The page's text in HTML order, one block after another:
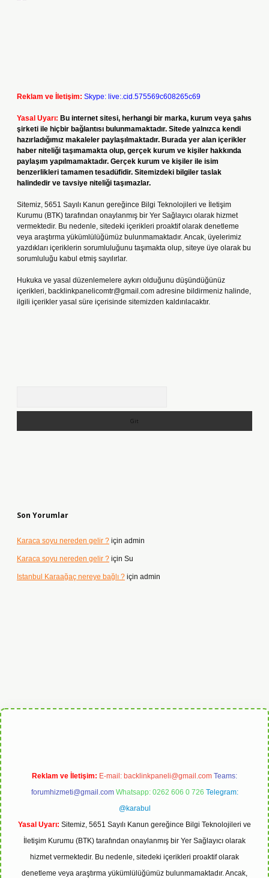
Reklam ve İletişim: Skype: live:.cid.575569c608265c69
Yasal Uyarı: Bu internet sitesi, herhangi bir marka, kurum veya şahıs
şirketi ile hiçbir bağlantısı bulunmamaktadır. Sitede yalnızca kendi
hazırladığımız makaleler paylaşılmaktadır. Burada yer alan içerikler
haber niteliği taşımamakta olup, gerçek kurum ve kişiler hakkında
paylaşım yapılmamaktadır. Gerçek kurum ve kişiler ile isim
benzerlikleri tamamen tesadüfidir. Sitemizdeki bilgiler taslak
halindedir ve tavsiye niteliği taşımazlar.
Sitemiz, 5651 Sayılı Kanun gereğince Bilgi Teknolojileri ve İletişim
Kurumu (BTK) tarafından onaylanmış bir Yer Sağlayıcı olarak hizmet
vermektedir. Bu nedenle, sitedeki içerikleri proaktif olarak denetleme
veya araştırma yükümlülüğümüz bulunmamaktadır. Ancak, üyelerimiz
yazdıkları içeriklerin sorumluluğunu taşımakta olup, siteye üye olarak bu
sorumluluğu kabul etmiş sayılırlar.
Hukuka ve yasal düzenlemelere aykırı olduğunu düşündüğünüz
içerikleri, backlinkpanelicomtr@gmail.com adresine bildirmeniz halinde,
ilgili içerikler yasal süre içerisinde sitemizden kaldırılacaktır.
Son Yorumlar
Karaca soyu nereden gelir ? için admin
Karaca soyu nereden gelir ? için Su
Istanbul Karaağaç nereye bağlı ? için admin
Reklam ve İletişim: E-mail: backlinkpaneli@gmail.com Teams:
forumhizmeti@gmail.com Whatsapp: 0262 606 0 726 Telegram:
@karabul
Yasal Uyarı: Sitemiz, 5651 Sayılı Kanun gereğince Bilgi Teknolojileri ve
İletişim Kurumu (BTK) tarafından onaylanmış bir Yer Sağlayıcı olarak
hizmet vermektedir. Bu nedenle, sitedeki içerikleri proaktif olarak
denetleme veya araştırma yükümlülüğümüz bulunmamaktadır. Ancak,